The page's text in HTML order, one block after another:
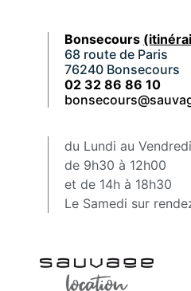
Bonsecours
68 route de Paris
76240 Bonsecours
02 32 86 86 10
du Lundi au Vendredi
de 9h30 à 12h00
et de 14h à 18h30
Le Samedi sur